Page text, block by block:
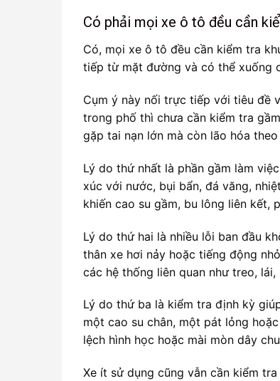
Có phải mọi xe ô tô đều cần
Có, mọi xe ô tô đều cần kiểm tra
tiếp từ mặt đường và có thể xuống
Cụm ý này nối trực tiếp với tiêu đề
trong phố thì chưa cần kiểm tra
gặp tai nạn lớn mà còn lão hóa
Lý do thứ nhất là phần gầm làm
xúc với nước, bụi bẩn, đá văng,
khiến cao su gầm, bu lông liên kết,
Lý do thứ hai là nhiều lỗi ban đầu
thân xe hơi nảy hoặc tiếng động
các hệ thống liên quan như treo, lái,
Lý do thứ ba là kiểm tra định kỳ
một cao su chân, một pát lỏng
lệch hình học hoặc mài mòn dây
Xe ít sử dụng cũng vẫn cần kiểm